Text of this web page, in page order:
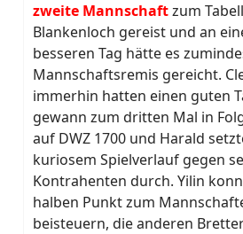
zweite Mannschaftzum
Blankenloch gereist und an
besseren Tag hätte es
Mannschaftsremis gereicht.
immerhin hatten einen guten
gewann zum dritten Mal in
auf DWZ 1700 und Harald
kuriosem Spielverlauf gegen
Kontrahenten durch. Yilin
halben Punkt zum
beisteuern, die anderen